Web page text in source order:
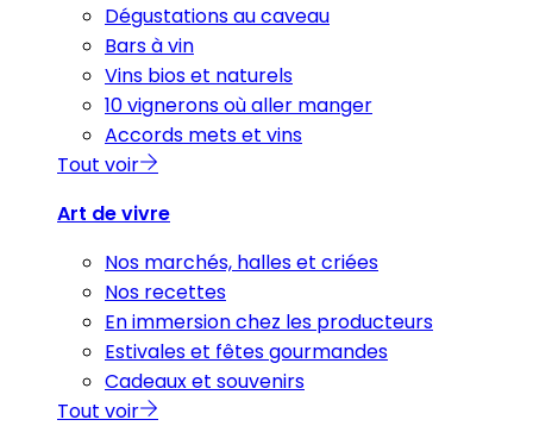
Dégustations au caveau
Bars à vin
Vins bios et naturels
10 vignerons où aller manger
Accords mets et vins
Tout voir
Art de vivre
Nos marchés, halles et criées
Nos recettes
En immersion chez les producteurs
Estivales et fêtes gourmandes
Cadeaux et souvenirs
Tout voir